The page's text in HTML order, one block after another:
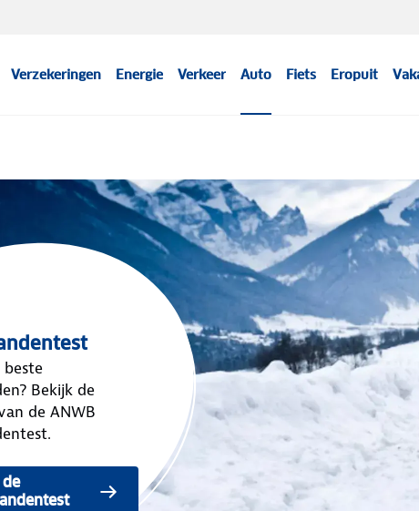
Verzekeringen Energie Verkeer Auto Fiets Eropuit
beste
Bekijk de
de ANWB